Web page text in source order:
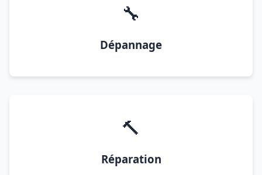
🔧
Dépannage
🔨
Réparation